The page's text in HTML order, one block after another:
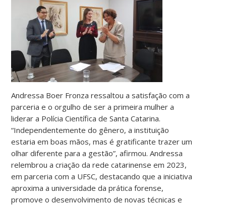
Andressa Boer Fronza ressaltou a satisfação com a
parceria e o orgulho de ser a primeira mulher a
liderar a Polícia Científica de Santa Catarina.
“Independentemente do gênero, a instituição
estaria em boas mãos, mas é gratificante trazer um
olhar diferente para a gestão”, afirmou. Andressa
relembrou a criação da rede catarinense em 2023,
em parceria com a UFSC, destacando que a iniciativa
aproxima a universidade da prática forense,
promove o desenvolvimento de novas técnicas e